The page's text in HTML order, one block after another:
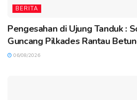
BERITA
Pengesahan di Ujung Tanduk :
Guncang Pilkades Rantau
06/08/2026